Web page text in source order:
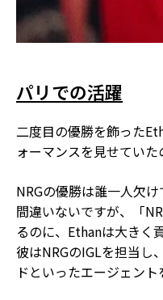
パリでの活躍
二度目の優勝を飾った
ォーマンスを見せていた
NRGの優勝は誰一人欠
間違いないですが、「
るのに、Ethanは大きく
彼はNRGのIGLを担当し
ドといったエージェント